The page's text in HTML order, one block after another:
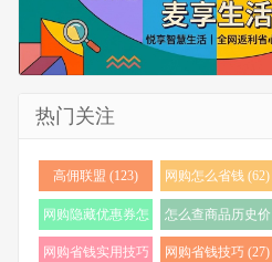
热门关注
高佣联盟 (123) 网购怎么省钱 (62)
网购隐藏优惠券怎
么找 (38)
怎么查商品历史价
格 (36)
网购省钱实用技巧
网购省钱技巧 (27)